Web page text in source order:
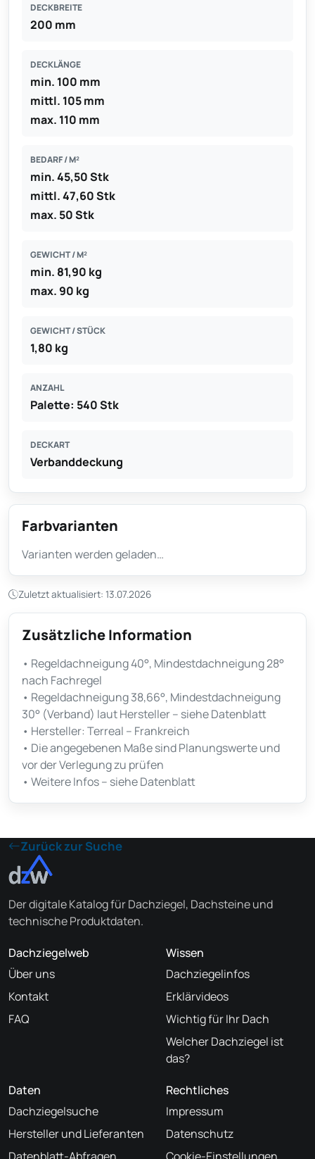
DECKBREITE
200 mm
DECKLÄNGE
min. 100 mm
mittl. 105 mm
max. 110 mm
BEDARF / M²
min. 45,50 Stk
mittl. 47,60 Stk
max. 50 Stk
GEWICHT / M²
min. 81,90 kg
max. 90 kg
GEWICHT / STÜCK
1,80 kg
ANZAHL
Palette: 540 Stk
DECKART
Verbanddeckung
Farbvarianten
Varianten werden geladen…
Zuletzt aktualisiert: 13.07.2026
Zusätzliche Information
• Regeldachneigung 40°, Mindestdachneigung 28°
nach Fachregel
• Regeldachneigung 38,66°, Mindestdachneigung
30° (Verband) laut Hersteller – siehe Datenblatt
• Hersteller: Terreal – Frankreich
• Die angegebenen Maße sind Planungswerte und
vor der Verlegung zu prüfen
• Weitere Infos – siehe Datenblatt
Zurück zur Suche
Der digitale Katalog für Dachziegel, Dachsteine und
technische Produktdaten.
Dachziegelweb
Über uns
Kontakt
FAQ
Wissen
Dachziegelinfos
Erklärvideos
Wichtig für Ihr Dach
Welcher Dachziegel ist
das?
Daten
Dachziegelsuche
Hersteller und Lieferanten
Rechtliches
Impressum
Datenschutz